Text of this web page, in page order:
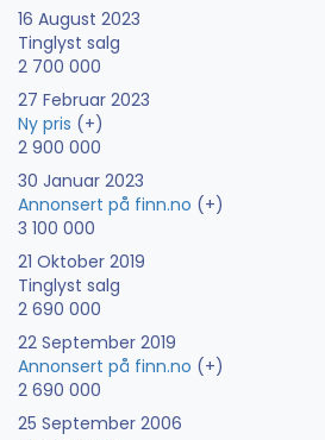
16 August 2023
Tinglyst salg
2 700 000
27 Februar 2023
Ny pris (+)
2 900 000
30 Januar 2023
Annonsert på finn.no (+)
3 100 000
21 Oktober 2019
Tinglyst salg
2 690 000
22 September 2019
Annonsert på finn.no (+)
2 690 000
25 September 2006